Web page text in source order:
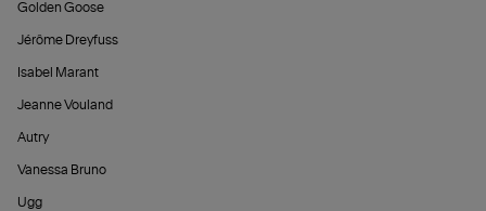
Golden Goose
Jérôme Dreyfuss
Isabel Marant
Jeanne Vouland
Autry
Vanessa Bruno
Ugg